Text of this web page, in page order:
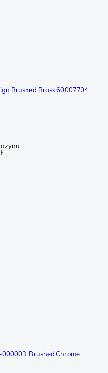
Brushed Brass 60007704
Brushed Chrome